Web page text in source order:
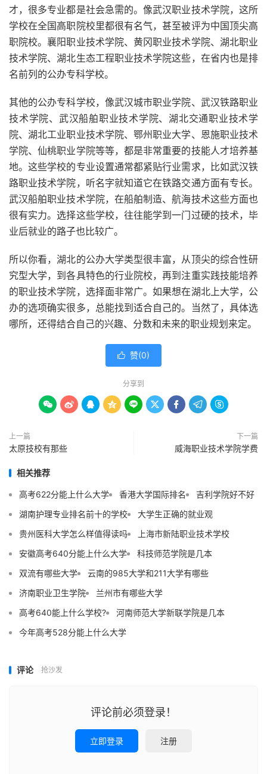
才，很多专业都是社会急需的。像武汉职业技术学院，这所
学校在全国高职院校里都很有名气，甚至被评为中国顶尖高
职院校。襄阳职业技术学院、黄冈职业技术学院、湖北职业
技术学院、湖北生态工程职业技术学院这些，在省内也是排
名前列的公办专科学校。
其他的公办专科学校，像武汉城市职业学院、武汉铁路职业
技术学院、武汉船舶职业技术学院、湖北交通职业技术学
院、湖北工业职业技术学院、鄂州职业大学、恩施职业技术
学院、仙桃职业学院等等，都是非常重要的技能人才培养基
地。这些学校的专业设置通常都紧贴行业需求，比如武汉铁
路职业技术学院，听名字就知道它在铁路交通方面有专长。
武汉船舶职业技术学院，在船舶制造、航海技术这些方面也
很有实力。选择这些学校，往往能学到一门过硬的技术，毕
业后就业的路子也比较广。
所以你看，湖北的公办大学类型很丰富，从顶尖的综合性研
究型大学，到各具特色的行业院校，再到注重实践技能培养
的职业技术学院，选择面非常广。如果想在湖北上大学，公
办的选项确实很多，总能找到适合自己的。当然了，具体选
哪所，还得结合自己的兴趣、分数和未来的职业规划来定。
 赞(0)
分享到
        
上一篇
太原技校有那些
下一篇
威海职业技术学院学费
相关推荐
高考622分能上什么大学 香港大学国际排名
吉利学院好不好
湖南护理专业排名前十的学校
大学生正确的就业观
贵州医科大学怎么样值得读吗
上海市新陆职业技术学校
安徽高考640分能上什么大学
科技师范学院是几本
双流有哪些大学
云南的985大学和211大学有哪些
济南职业卫生学院
兰州市有哪些大学
高考640能上什么学校?
河南师范大学新联学院是几本
今年高考528分能上什么大学
评论 抢沙发
评论前必须登录！
立即登录 注册